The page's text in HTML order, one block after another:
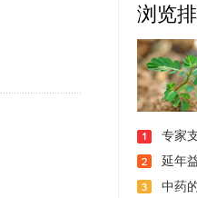
浏览
专家
延年
中药